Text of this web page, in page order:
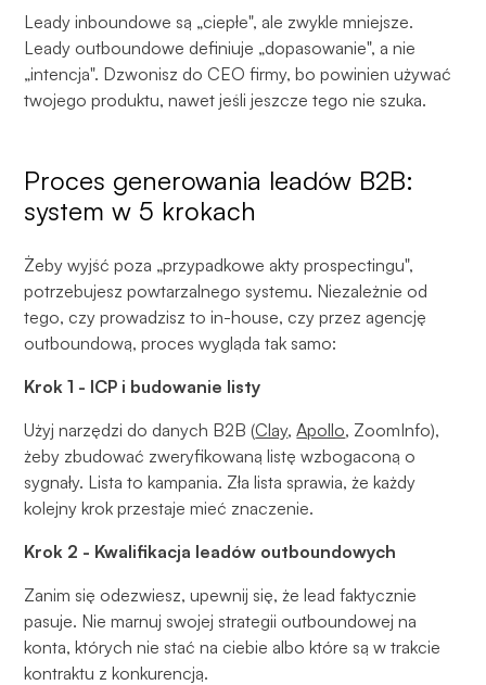
Leady inboundowe są „ciepłe", ale zwykle mniejsze.
Leady outboundowe definiuje „dopasowanie", a nie
„intencja". Dzwonisz do CEO firmy, bo powinien używać
twojego produktu, nawet jeśli jeszcze tego nie szuka.
Proces generowania leadów B2B:
system w 5 krokach
Żeby wyjść poza „przypadkowe akty prospectingu",
potrzebujesz powtarzalnego systemu. Niezależnie od
tego, czy prowadzisz to in-house, czy przez agencję
outboundową, proces wygląda tak samo:
Krok 1 - ICP i budowanie listy
Użyj narzędzi do danych B2B (Clay,Apollo, ZoomInfo),
żeby zbudować zweryfikowaną listę wzbogaconą o
sygnały. Lista to kampania. Zła lista sprawia, że każdy
kolejny krok przestaje mieć znaczenie.
Krok 2 - Kwalifikacja leadów outboundowych
Zanim się odezwiesz, upewnij się, że lead faktycznie
pasuje. Nie marnuj swojej strategii outboundowej na
konta, których nie stać na ciebie albo które są w trakcie
kontraktu z konkurencją.